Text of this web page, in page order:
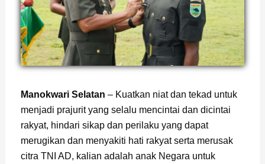
Manokwari Selatan – Kuatkan niat dan tekad untuk
menjadi prajurit yang selalu mencintai dan dicintai
rakyat, hindari sikap dan perilaku yang dapat
merugikan dan menyakiti hati rakyat serta merusak
citra TNI AD, kalian adalah anak Negara untuk